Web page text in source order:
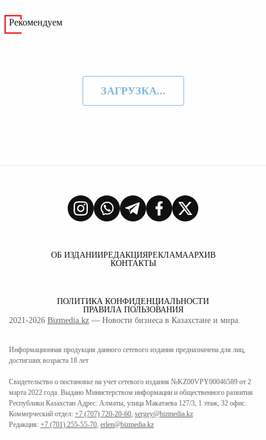
Рекомендуем
ЗАГРУЗКА...
ОБ ИЗДАНИИРЕДАКЦИЯРЕКЛАМААРХИВ
КОНТАКТЫ
ПОЛИТИКА КОНФИДЕНЦИАЛЬНОСТИ
ПРАВИЛА ПОЛЬЗОВАНИЯ
2021-2026 Bizmedia.kz — Новости бизнеса в Казахстане и мира.
Информационная продукция данного сетевого издания предназначена для лиц,
достигших возраста 18 лет
Свидетельство о постановке на учет сетевого издания №KZ00VPY00046589 от 2
марта 2022 года. Выдано Министерством информации и общественного развития
Республики Казахстан Адрес: Алматы, улица Макатаева 127/3, 1 этаж, 32 офис.
Коммерческий отдел: +7 (707) 720-20-60 sergey@bizmedia.kz
Редакция: +7 (701) 255-55-70 erlen@bizmedia.kz